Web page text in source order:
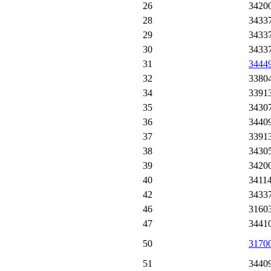
26
28
29
30
31
32
34
35
36
37
38
39
40
42
46
47
50
51